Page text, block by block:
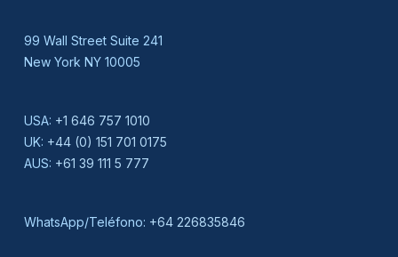
99 Wall Street Suite 241
New York NY 10005
USA: +1 646 757 1010
UK: +44 (0) 151 701 0175
AUS: +61 39 111 5 777
WhatsApp/Teléfono: +64 226835846